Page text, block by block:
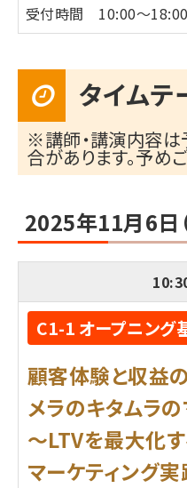
受付時間 10:00～18:00（
タイムテ
※講師・講演内容は
合があります。予め
2025年11月6日（
C1-1 オープニング
顧客体験と収益
メラのキタムラ
～LTVを最大化す
マーケティング